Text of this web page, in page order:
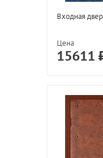
Входная
Цена
15611